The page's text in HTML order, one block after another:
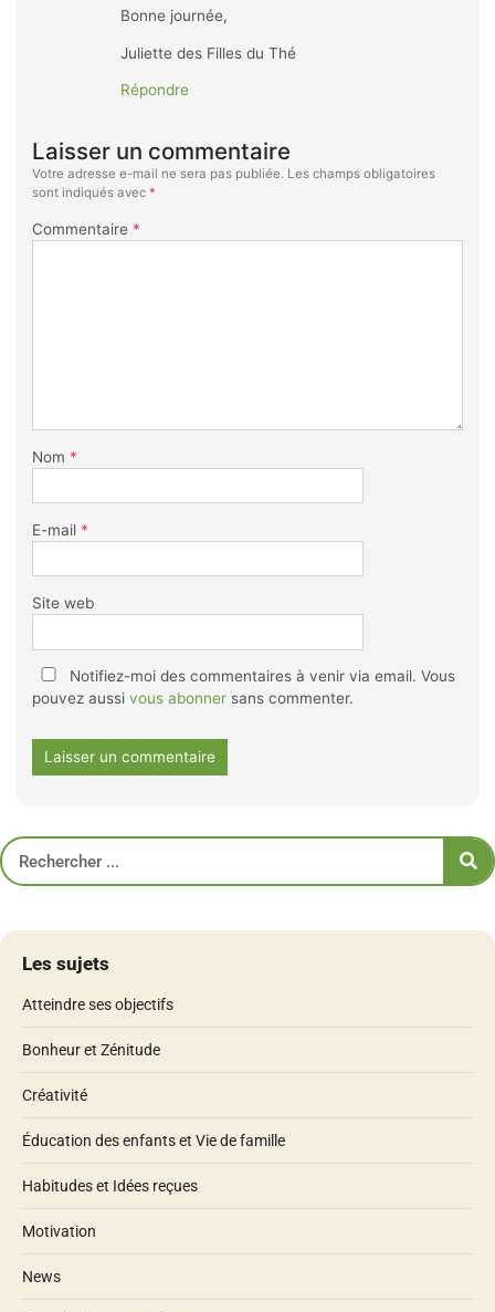
Bonne journée,
Juliette des Filles du Thé
Répondre
Laisser un commentaire
Votre adresse e-mail ne sera pas publiée. Les champs obligatoires
sont indiqués avec *
Commentaire *
Nom *
E-mail *
Site web
Notifiez-moi des commentaires à venir via email. Vous
pouvez aussi vous abonnersans commenter.
Les sujets
Atteindre ses objectifs
Bonheur et Zénitude
Créativité
Éducation des enfants et Vie de famille
Habitudes et Idées reçues
Motivation
News